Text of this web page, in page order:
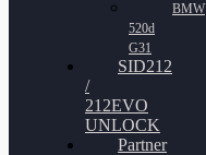
BMW
520d
G31
SID212
/
212EVO
UNLOCK
Partner